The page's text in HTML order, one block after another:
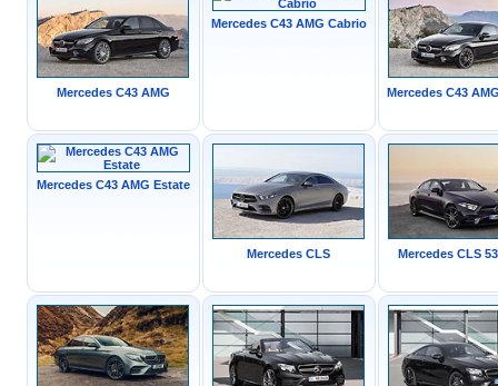
Mercedes C43 AMG
Mercedes C43 AMG Cabrio
Mercedes C43
Mercedes C43 AMG Estate
Mercedes CLS Mercedes CLS